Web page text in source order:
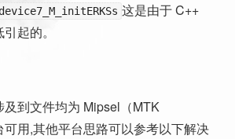
这是由于 C++
起的。
及到文件均为 Mipsel（MTK
用,其他平台思路可以参考以下解决